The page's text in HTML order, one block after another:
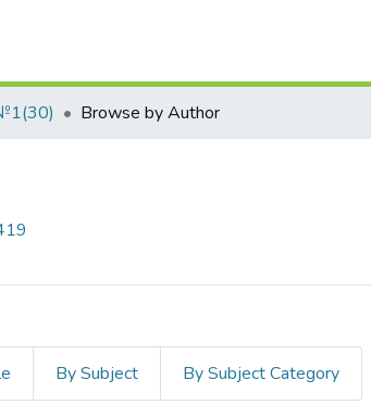
Browse by Author
By Subject By Subject Category